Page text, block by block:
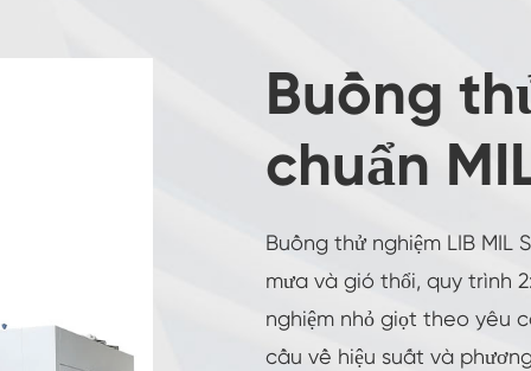
Buồng nóng lạnh
Buồng thử nghiệm nhiệt độ cao thấp
Buồng độ ẩm nhiệt độ không đổi
Buồng kiểm soát môi trường
Buồng
chuẩn
Buồng thử nghiệm LIB MIL
mưa và gió thổi, quy trình
nghiệm nhỏ giọt theo yêu
cầu về hiệu suất và